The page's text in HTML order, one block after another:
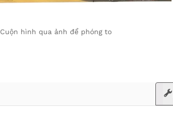
Cuộn hình qua ảnh để phóng to